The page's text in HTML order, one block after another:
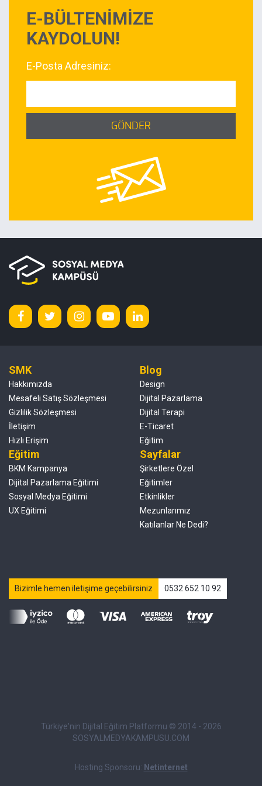
E-BÜLTENİMİZE
KAYDOLUN!
E-Posta Adresiniz:
GÖNDER
SMK
Hakkımızda
Mesafeli Satış Sözleşmesi
Gizlilik Sözleşmesi
İletişim
Hızlı Erişim
Blog
Design
Dijital Pazarlama
Dijital Terapi
E-Ticaret
Eğitim
Eğitim
BKM Kampanya
Dijital Pazarlama Eğitimi
Sosyal Medya Eğitimi
UX Eğitimi
Sayfalar
Şirketlere Özel
Eğitimler
Etkinlikler
Mezunlarımız
Katılanlar Ne Dedi?
Bizimle hemen iletişime geçebilirsiniz 0532 652 10 92
Türkiye'nin Dijital Eğitim Platformu © 2014 - 2026
SOSYALMEDYAKAMPUSU.COM
Hosting Sponsoru: Netinternet